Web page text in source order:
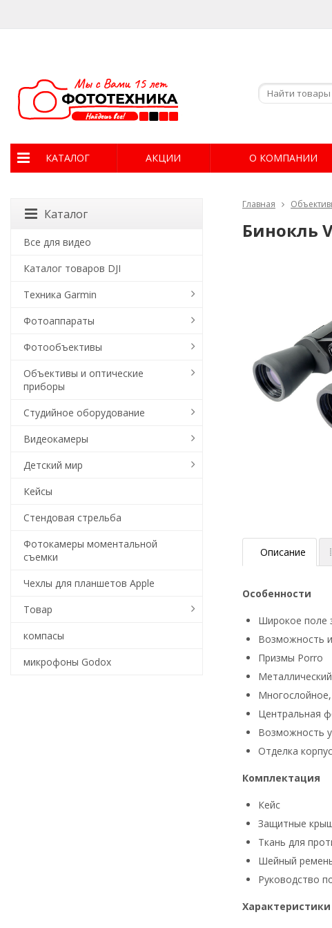
КАТАЛОГ АКЦИИ О КОМПАНИИ
Главная
Бинокль
Описание
Особенности
Широкое поле
Возможность
Призмы Porro
Центральная
Возможность
Отделка
Комплектация
Кейс
Защитные
Ткань для
Шейный
Руководство
Характеристики
Каталог
Все для видео
Каталог товаров DJI
Техника Garmin
Фотоаппараты
Фотообъективы
Объективы и оптические
приборы
Студийное оборудование
Видеокамеры
Детский мир
Кейсы
Стендовая стрельба
Фотокамеры моментальной
съемки
Чехлы для планшетов Apple
Товар
компасы
микрофоны Godox